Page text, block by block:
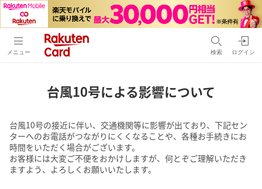
メニュー 検索 ログイン
台風10号による影響について
台風10号の接近に伴い、交通機関等に影響が出ており、下記セン
ターへのお電話がつながりにくくなることや、各種お手続きにお
時間をいただく場合がございます。
お客様には大変ご不便をおかけしますが、何とぞご理解いただき
ますよう、よろしくお願いいたします。